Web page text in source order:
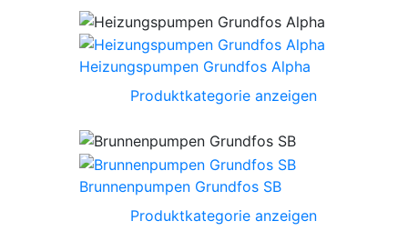
Heizungspumpen Grundfos Alpha
Produktkategorie anzeigen
Brunnenpumpen Grundfos SB
Produktkategorie anzeigen